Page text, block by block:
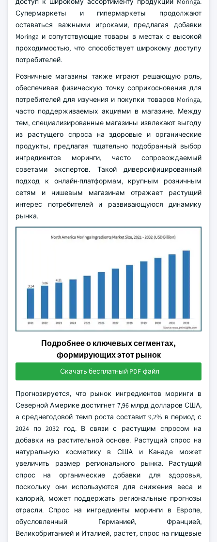
Супермаркеты и гипермаркеты продолжают
оставаться важными игроками, предлагая добавки
Moringa и сопутствующие товары в местах с высокой
проходимостью, что способствует широкому доступу
потребителей.
Розничные магазины также играют решающую роль,
обеспечивая физическую точку соприкосновения для
потребителей для изучения и покупки товаров Moringa,
часто поддерживаемых акциями в магазине. Между
тем, специализированные магазины извлекают выгоду
из растущего спроса на здоровые и органические
продукты, предлагая тщательно подобранный выбор
ингредиентов моринги, часто сопровождаемый
советами экспертов. Такой диверсифицированный
подход к онлайн-платформам, крупным розничным
сетям и нишевым магазинам отражает растущий
интерес потребителей и развивающуюся динамику
рынка.
Подробнее о ключевых сегментах,
формирующих этот рынок
Скачать бесплатный PDF-файл
Прогнозируется, что рынок ингредиентов моринги в
Северной Америке достигнет 7,96 млрд долларов США,
а среднегодовой темп роста составит 9,2% в период с
2024 по 2032 год. В связи с растущим спросом на
добавки на растительной основе. Растущий спрос на
натуральную косметику в США и Канаде может
увеличить размер регионального рынка. Растущий
спрос на органические добавки для здоровья,
поскольку они используются для снижения веса и
калорий, может поддержать региональные прогнозы
отрасли. Спрос на ингредиенты моринги в Европе,
обусловленный Германией, Францией,
Великобританией и Италией, растет, спрос на пищевые